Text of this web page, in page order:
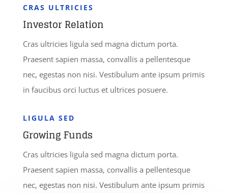
CRAS ULTRICIES
Investor Relation
Cras ultricies ligula sed magna dictum porta.
Praesent sapien massa, convallis a pellentesque
nec, egestas non nisi. Vestibulum ante ipsum primis
in faucibus orci luctus et ultrices posuere.
LIGULA SED
Growing Funds
Cras ultricies ligula sed magna dictum porta.
Praesent sapien massa, convallis a pellentesque
nec, egestas non nisi. Vestibulum ante ipsum primis